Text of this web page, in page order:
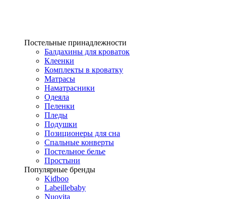
Постельные принадлежности
Балдахины для кроваток
Клеенки
Комплекты в кроватку
Матрасы
Наматрасники
Одеяла
Пеленки
Пледы
Подушки
Позиционеры для сна
Спальные конверты
Постельное белье
Простыни
Популярные бренды
Kidboo
Labeillebaby
Nuovita